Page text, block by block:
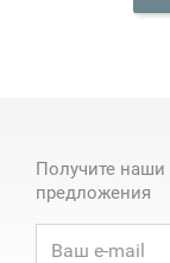
Получите
предложения